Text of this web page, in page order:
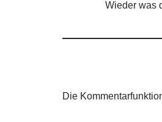
Wieder was
Die